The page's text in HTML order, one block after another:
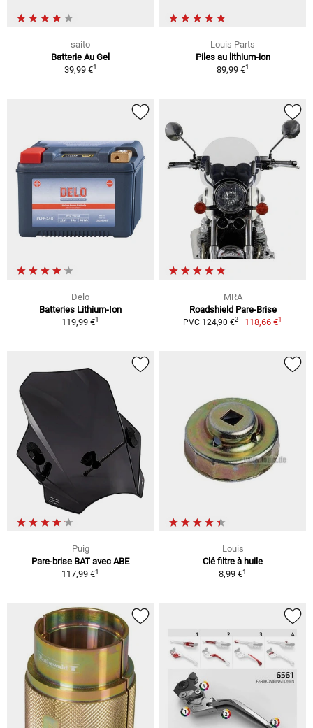
saito
Batterie Au Gel
39,99 €1
Louis Parts
Piles au lithium-ion
89,99 €1
Delo
Batteries Lithium-Ion
119,99 €1
MRA
Roadshield Pare-Brise
PVC 124,90 €2 118,66 €1
Puig
Pare-brise BAT avec ABE
117,99 €1
Louis
Clé filtre à huile
8,99 €1